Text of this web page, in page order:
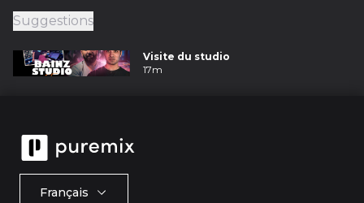
Suggestions
Visite du studio
17m
Français